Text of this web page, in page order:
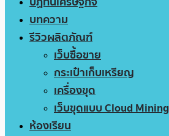
บทความ
รีวิวผลิตภัณฑ์
เว็บซื้อขาย
กระเป๋าเก็บเหรียญ
เครื่องขุด
เว็บขุดแบบ Cloud Mining
ห้องเรียน